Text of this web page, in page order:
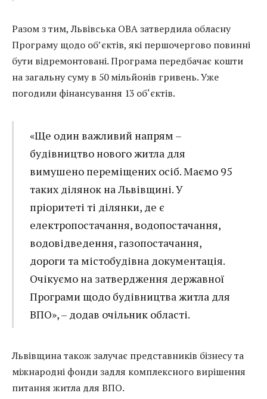
Разом з тим, Львівська ОВА затвердила обласну
Програму щодо об’єктів, які першочергово повинні
бути відремонтовані. Програма передбачає кошти
на загальну суму в 50 мільйонів гривень. Уже
погодили фінансування 13 об‘єктів.
«Ще один важливий напрям –
будівництво нового житла для
вимушено переміщених осіб. Маємо 95
таких ділянок на Львівщині. У
пріоритеті ті ділянки, де є
електропостачання, водопостачання,
водовідведення, газопостачання,
дороги та містобудівна документація.
Очікуємо на затвердження державної
Програми щодо будівництва житла для
ВПО», – додав очільник області.
Львівщина також залучає представників бізнесу та
міжнародні фонди задля комплексного вирішення
питання житла для ВПО.